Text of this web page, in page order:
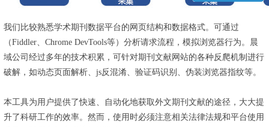
我们比较熟悉学术期刊数据平台的网页结构和数据格式。可通过
（Fiddler、Chrome DevTools等）分析请求流程，模拟浏览器行为。晨
域公司经过多年的技术积累，可针对期刊文献网站的各种反爬机制进行
破解，如动态页面解析、js反混淆、验证码识别、伪装浏览器指纹等。
本工具为用户提供了快速、自动化地获取外文期刊文献的途径，大大提
升了科研工作的效率。然而，使用时必须注意相关法律法规和平台使用